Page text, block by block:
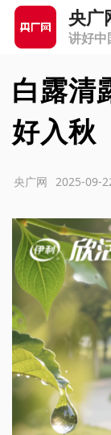
央广
讲好中
白露清
好入秋
2025-09-
央广网